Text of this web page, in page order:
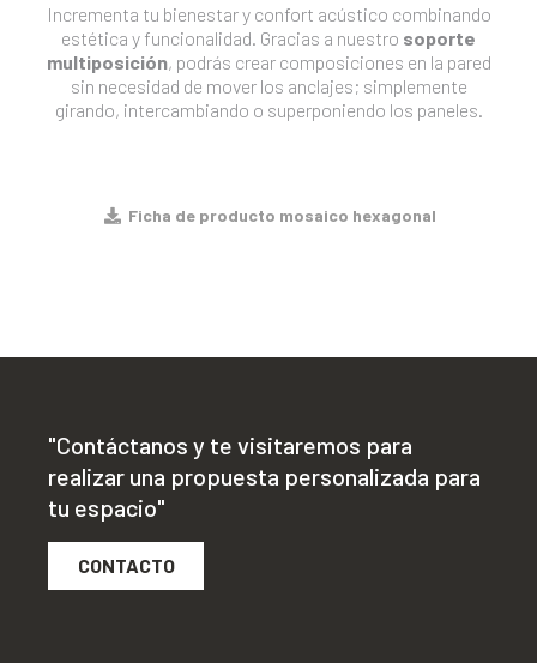
Incrementa tu bienestar y confort acústico combinando
estética y funcionalidad. Gracias a nuestro soporte
multiposición, podrás crear composiciones en la pared
sin necesidad de mover los anclajes; simplemente
girando, intercambiando o superponiendo los paneles.
Ficha de producto mosaico hexagonal
"Contáctanos y te visitaremos para
realizar una propuesta personalizada para
tu espacio"
CONTACTO